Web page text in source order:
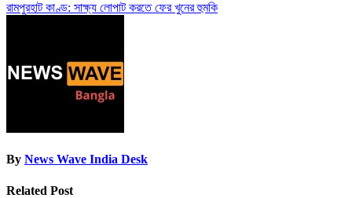
রামপুরহাট কাণ্ড: সাক্ষ্য লোপাট করতে ফের খুনের হুমকি
By News Wave India Desk
Related Post